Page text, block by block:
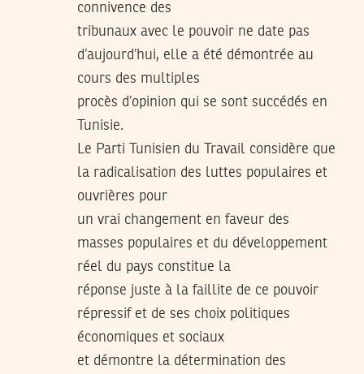
connivence des
tribunaux avec le pouvoir ne date pas
d’aujourd’hui, elle a été démontrée au
cours des multiples
procès d’opinion qui se sont succédés en
Tunisie.
Le Parti Tunisien du Travail considère que
la radicalisation des luttes populaires et
ouvrières pour
un vrai changement en faveur des
masses populaires et du développement
réel du pays constitue la
réponse juste à la faillite de ce pouvoir
répressif et de ses choix politiques
économiques et sociaux
et démontre la détermination des